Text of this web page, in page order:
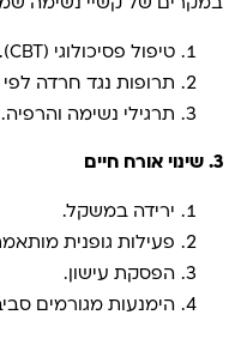
במקרים של קשיי נשימה
טיפול פסיכולוגי (CBT).
תרופות נגד חרדה לפי
תרגילי נשימה והרפיה.
3. שינוי אורח חיים
ירידה במשקל.
פעילות גופנית
הפסקת עישון.
הימנעות מגורמים